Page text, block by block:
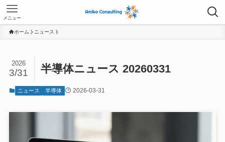
メニュー
ホーム ニュース
半導体ニュース 20260331
2026
3/31
ニュース 半導体 2026-03-31